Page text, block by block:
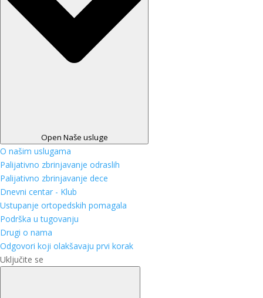
Open Naše usluge
O našim uslugama
Palijativno zbrinjavanje odraslih
Palijativno zbrinjavanje dece
Dnevni centar - Klub
Ustupanje ortopedskih pomagala
Podrška u tugovanju
Drugi o nama
Odgovori koji olakšavaju prvi korak
Uključite se